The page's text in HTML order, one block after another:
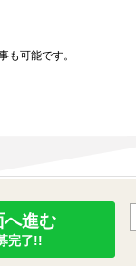
可能です。
へ進む
完了!!